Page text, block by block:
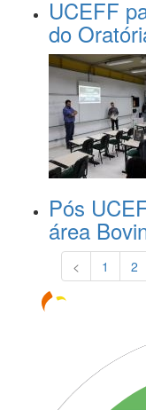
UCEFF
do
Pós
área
< 1 2